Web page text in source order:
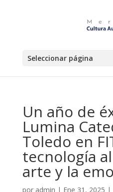
Seleccionar página
Un año de
Lumina
Toledo en
tecnología
arte y la
por admin | Ene 31, 2025 |